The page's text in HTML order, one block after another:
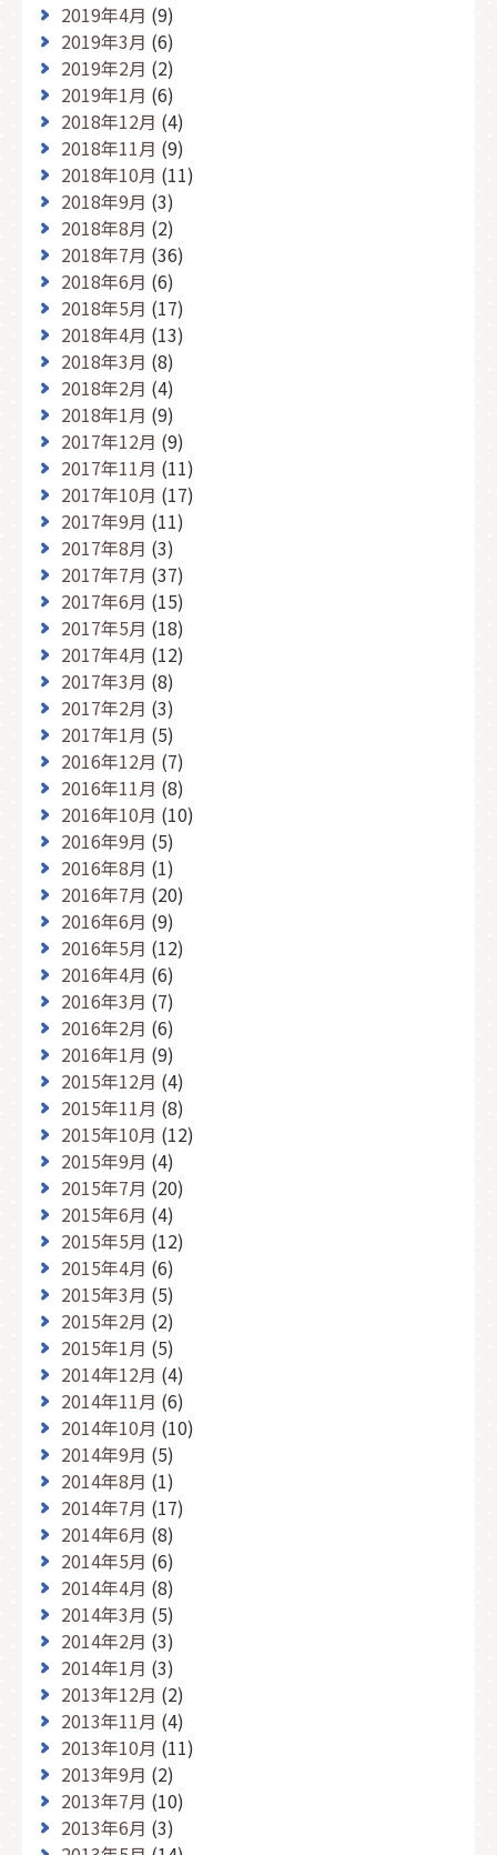
2019年4月 (9)
2019年3月 (6)
2019年2月 (2)
2019年1月 (6)
2018年12月 (4)
2018年11月 (9)
2018年10月 (11)
2018年9月 (3)
2018年8月 (2)
2018年7月 (36)
2018年6月 (6)
2018年5月 (17)
2018年4月 (13)
2018年3月 (8)
2018年2月 (4)
2018年1月 (9)
2017年12月 (9)
2017年11月 (11)
2017年10月 (17)
2017年9月 (11)
2017年8月 (3)
2017年7月 (37)
2017年6月 (15)
2017年5月 (18)
2017年4月 (12)
2017年3月 (8)
2017年2月 (3)
2017年1月 (5)
2016年12月 (7)
2016年11月 (8)
2016年10月 (10)
2016年9月 (5)
2016年8月 (1)
2016年7月 (20)
2016年6月 (9)
2016年5月 (12)
2016年4月 (6)
2016年3月 (7)
2016年2月 (6)
2016年1月 (9)
2015年12月 (4)
2015年11月 (8)
2015年10月 (12)
2015年9月 (4)
2015年7月 (20)
2015年6月 (4)
2015年5月 (12)
2015年4月 (6)
2015年3月 (5)
2015年2月 (2)
2015年1月 (5)
2014年12月 (4)
2014年11月 (6)
2014年10月 (10)
2014年9月 (5)
2014年8月 (1)
2014年7月 (17)
2014年6月 (8)
2014年5月 (6)
2014年4月 (8)
2014年3月 (5)
2014年2月 (3)
2014年1月 (3)
2013年12月 (2)
2013年11月 (4)
2013年10月 (11)
2013年9月 (2)
2013年7月 (10)
2013年6月 (3)